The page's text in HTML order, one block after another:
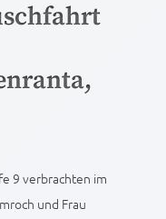
9 verbrachten im
und Frau